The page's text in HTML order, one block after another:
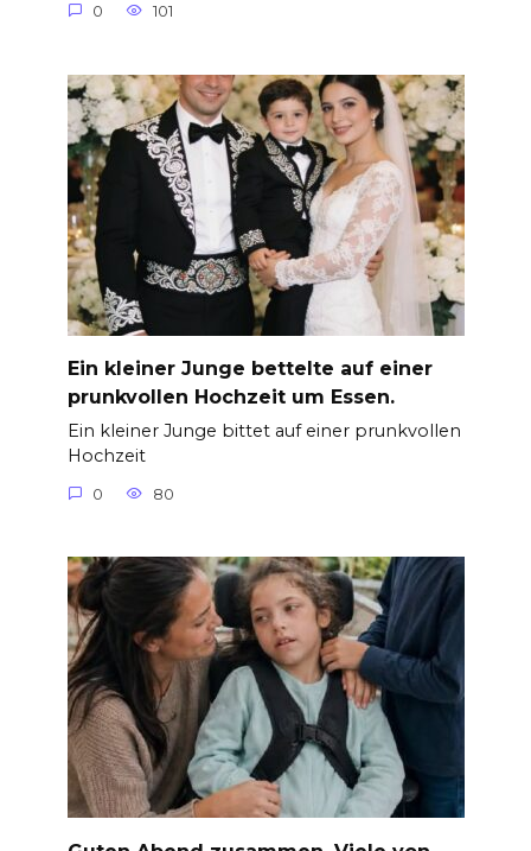
0 101
Ein kleiner Junge bettelte auf einer
prunkvollen Hochzeit um Essen.
Ein kleiner Junge bittet auf einer prunkvollen
Hochzeit
0 80